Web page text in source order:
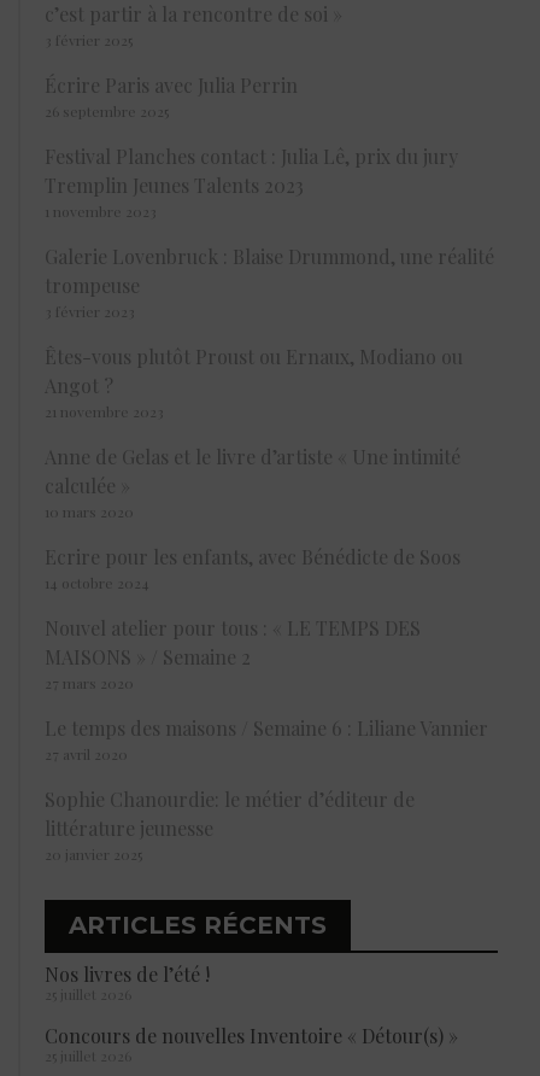
c’est partir à la rencontre de soi »
3 février 2025
Écrire Paris avec Julia Perrin
26 septembre 2025
Festival Planches contact : Julia Lê, prix du jury
Tremplin Jeunes Talents 2023
1 novembre 2023
Galerie Lovenbruck : Blaise Drummond, une réalité
trompeuse
3 février 2023
Êtes-vous plutôt Proust ou Ernaux, Modiano ou
Angot ?
21 novembre 2023
Anne de Gelas et le livre d’artiste « Une intimité
calculée »
10 mars 2020
Ecrire pour les enfants, avec Bénédicte de Soos
14 octobre 2024
Nouvel atelier pour tous : « LE TEMPS DES
MAISONS » / Semaine 2
27 mars 2020
Le temps des maisons / Semaine 6 : Liliane Vannier
27 avril 2020
Sophie Chanourdie: le métier d’éditeur de
littérature jeunesse
20 janvier 2025
ARTICLES RÉCENTS
Nos livres de l’été !
25 juillet 2026
Concours de nouvelles Inventoire « Détour(s) »
25 juillet 2026